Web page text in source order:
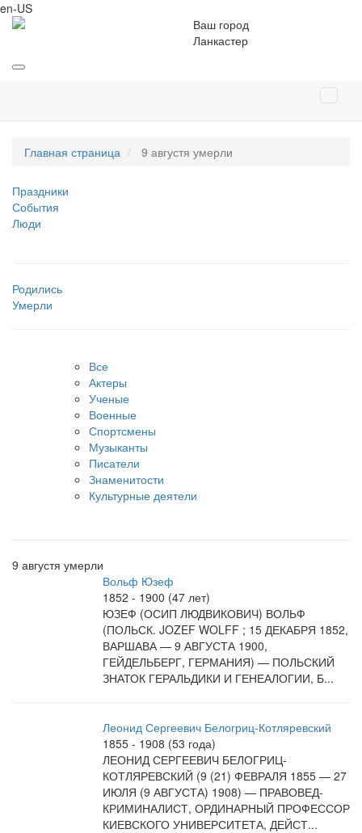
en-US
Ваш город
Ланкастер
Главная страница 9 августя умерли
Праздники
События
Люди
Родились
Умерли
Все
Актеры
Ученые
Военные
Спортсмены
Музыканты
Писатели
Знаменитости
Культурные деятели
9 августя умерли
Вольф Юзеф
1852 - 1900 (47 лет)
ЮЗЕФ (ОСИП ЛЮДВИКОВИЧ) ВОЛЬФ
(ПОЛЬСК. JOZEF WOLFF ; 15 ДЕКАБРЯ 1852,
ВАРШАВА — 9 АВГУСТА 1900,
ГЕЙДЕЛЬБЕРГ, ГЕРМАНИЯ) — ПОЛЬСКИЙ
ЗНАТОК ГЕРАЛЬДИКИ И ГЕНЕАЛОГИИ, Б...
Леонид Сергеевич Белогриц-Котляревский
1855 - 1908 (53 года)
ЛЕОНИД СЕРГЕЕВИЧ БЕЛОГРИЦ-
КОТЛЯРЕВСКИЙ (9 (21) ФЕВРАЛЯ 1855 — 27
ИЮЛЯ (9 АВГУСТА) 1908) — ПРАВОВЕД-
КРИМИНАЛИСТ, ОРДИНАРНЫЙ ПРОФЕССОР
КИЕВСКОГО УНИВЕРСИТЕТА, ДЕЙСТ...